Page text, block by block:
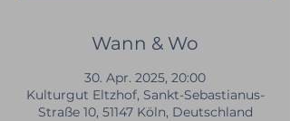
Wann & Wo
30. Apr. 2025, 20:00
Kulturgut Eltzhof, Sankt-Sebastianus-
Straße 10, 51147 Köln, Deutschland